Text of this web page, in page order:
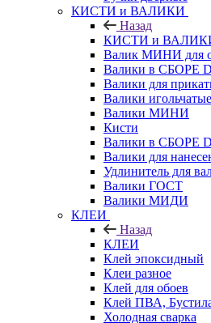
КИСТИ и ВАЛИКИ
Назад
КИСТИ и
Валик МИНИ для
Валики в СБОРЕ
Валики для
Валики игольчатые
Валики МИНИ
Кисти
Валики в СБОРЕ
Валики для
Удлинитель для
Валики ГОСТ
Валики МИДИ
КЛЕИ
Назад
КЛЕИ
Клей эпоксидный
Клеи разное
Клей для обоев
Клей ПВА,
Холодная сварка